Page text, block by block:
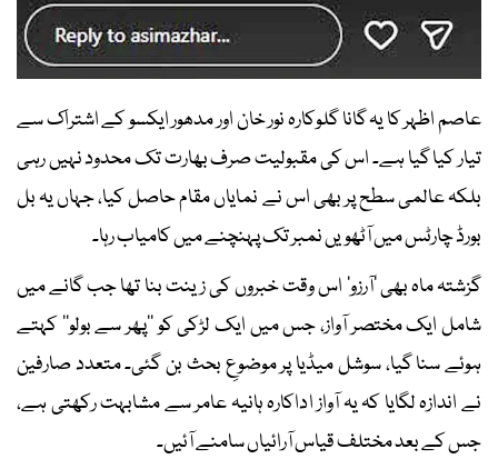
عاصم اظہر کا یہ گانا گلوکارہ نور خان اور مدھور ایکسو کے اشتراک سے
تیار کیا گیا ہے۔ اس کی مقبولیت صرف بھارت تک محدود نہیں رہی
بلکہ عالمی سطح پر بھی اس نے نمایاں مقام حاصل کیا، جہاں یہ بل
بورڈ چارٹس میں آٹھویں نمبر تک پہنچنے میں کامیاب رہا۔
گزشتہ ماہ بھی ’آرزو‘ اس وقت خبروں کی زینت بنا تھا جب گانے میں
شامل ایک مختصر آواز، جس میں ایک لڑکی کو ’’پھر سے بولو‘‘ کہتے
ہوئے سنا گیا، سوشل میڈیا پر موضوعِ بحث بن گئی۔ متعدد صارفین
نے اندازہ لگایا کہ یہ آواز اداکارہ ہانیہ عامر سے مشابہت رکھتی ہے،
جس کے بعد مختلف قیاس آرائیاں سامنے آئیں۔